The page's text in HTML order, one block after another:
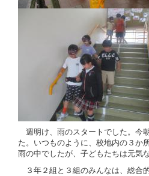
週明け、雨のスタートでした。今
た。いつものように、校地内の３か
雨の中でしたが、子どもたちは元気
３年２組と３組のみんなは、総合